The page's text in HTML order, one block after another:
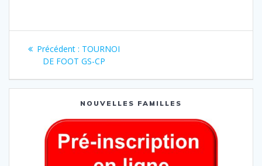
Précédent : TOURNOI
DE FOOT GS-CP
NOUVELLES FAMILLES